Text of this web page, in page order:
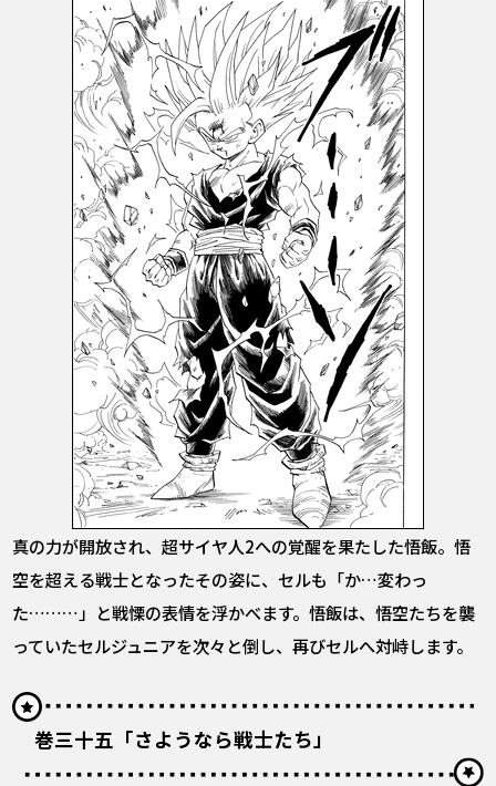
真の力が開放され、超サイヤ人2への覚醒を果たした悟飯。悟
空を超える戦士となったその姿に、セルも「か…変わっ
た………」と戦慄の表情を浮かべます。悟飯は、悟空たちを襲
っていたセルジュニアを次々と倒し、再びセルへ対峙します。
巻三十五「さようなら戦士たち」